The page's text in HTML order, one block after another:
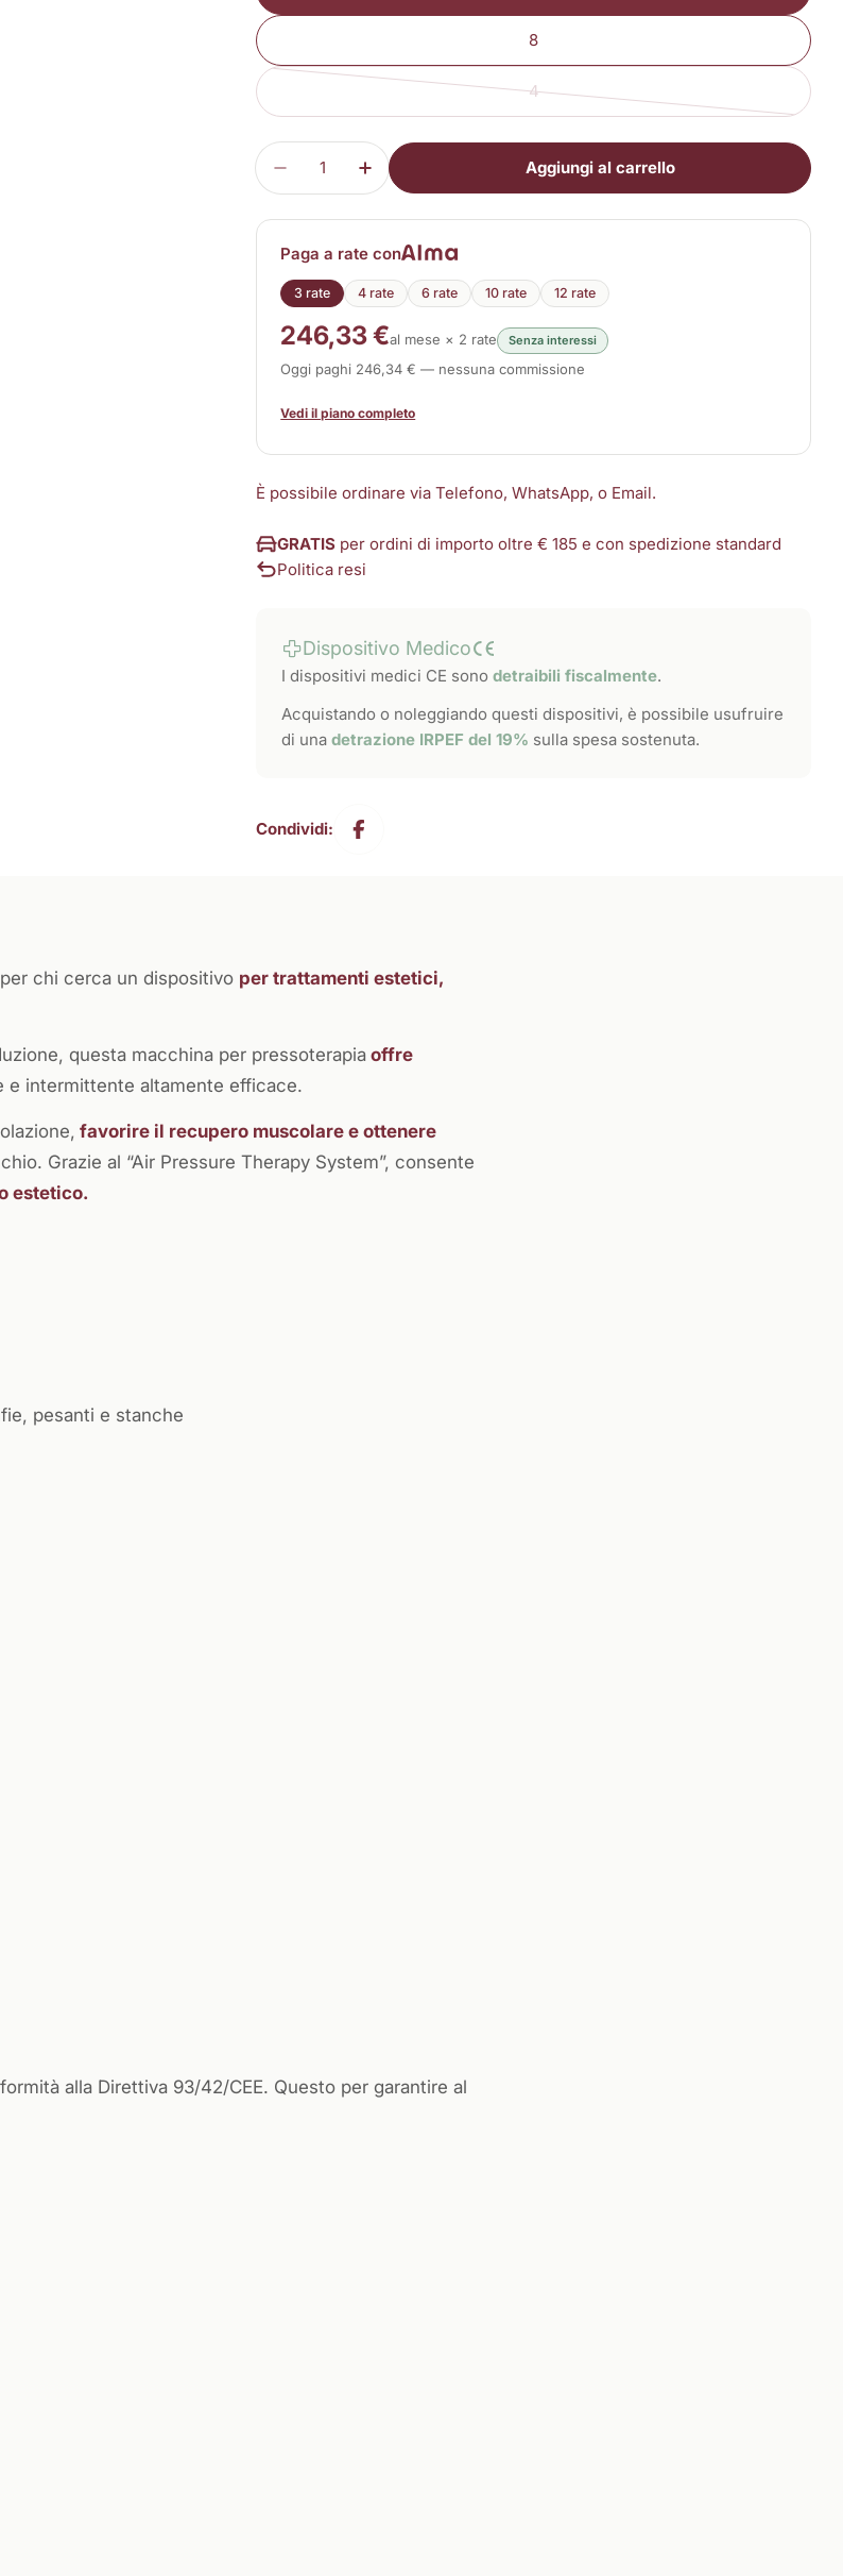
8
4
Variante
non
Quantità
Diminuisci la quantità per Classic
Aumenta la quantità per Classic
Aggiungi al carrello
Paga a rate con
3 rate 4 rate 6 rate 10 rate 12 rate
246,33 €al mese × 2 rate Senza interessi
Oggi paghi 246,34 € — nessuna commissione
Vedi il piano completo
È possibile ordinare via Telefono, WhatsApp, o Email.
GRATIS per ordini di importo oltre € 185 e con spedizione standard
Politica resi
Dispositivo Medico
I dispositivi medici CE sonodetraibili fiscalmente.
Acquistando o noleggiando questi dispositivi, è possibile usufruire
di unadetrazione IRPEF del 19% sulla spesa sostenuta.
Condividi:
chi cerca un dispositivo per trattamenti estetici,
questa macchina per pressoterapia offre
e intermittente altamente efficace.
favorire il recupero muscolare e ottenere
Grazie al “Air Pressure Therapy System”, consente
estetico.
pesanti e stanche
alla Direttiva 93/42/CEE. Questo per garantire al